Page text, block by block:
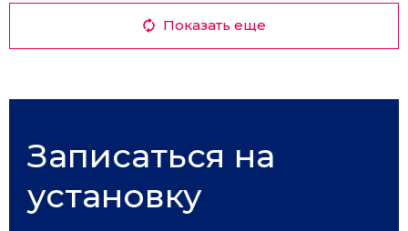
Показать еще
Записаться на
установку